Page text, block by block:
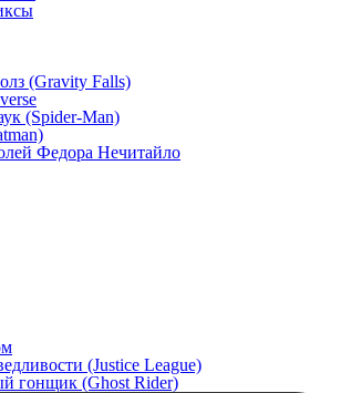
(Gravity Falls)
(Spider-Man)
Федора Нечитайло
(Justice League)
гонщик (Ghost Rider)